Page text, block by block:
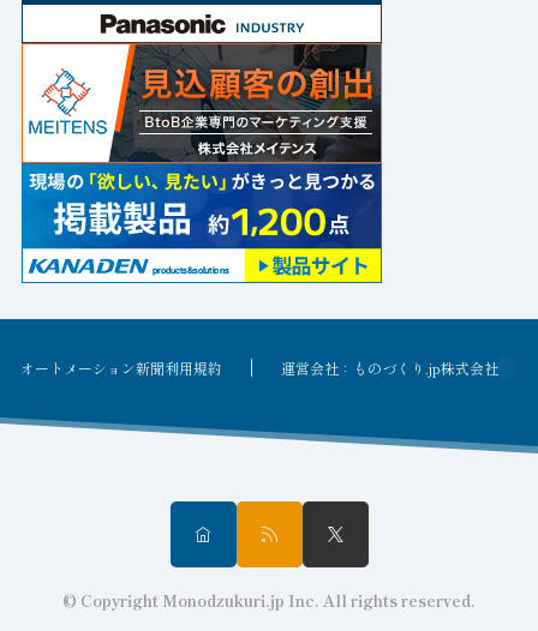
オートメーション新聞利用規約 運営会社：ものづくり.jp株式会社
© Copyright Monodzukuri.jp Inc. All rights reserved.